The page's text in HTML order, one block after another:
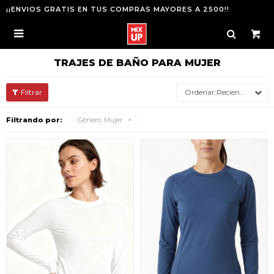
¡¡ENVIOS GRATIS EN TUS COMPRAS MAYORES A 2500!!

TRAJES DE BAÑO PARA MUJER
Recientes
Filtrando por: Género: Mujer